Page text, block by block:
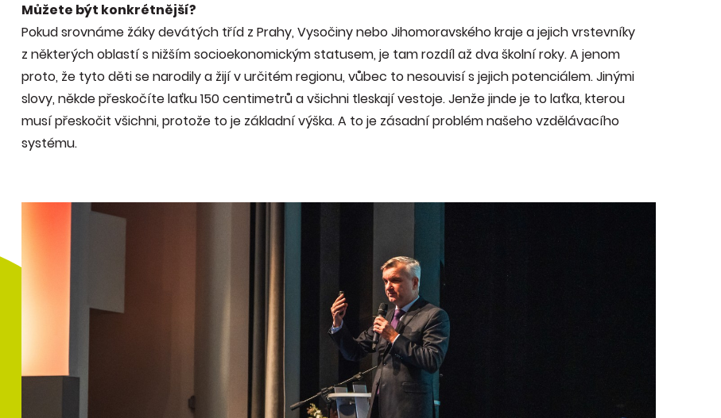
Můžete být konkrétnější?
Pokud srovnáme žáky devátých tříd z Prahy, Vysočiny nebo Jihomoravského kraje a jejich vrstevníky
z některých oblastí s nižším socioekonomickým statusem, je tam rozdíl až dva školní roky. A jenom
proto, že tyto děti se narodily a žijí v určitém regionu, vůbec to nesouvisí s jejich potenciálem. Jinými
slovy, někde přeskočíte laťku 150 centimetrů a všichni tleskají vestoje. Jenže jinde je to laťka, kterou
musí přeskočit všichni, protože to je základní výška. A to je zásadní problém našeho vzdělávacího
systému.